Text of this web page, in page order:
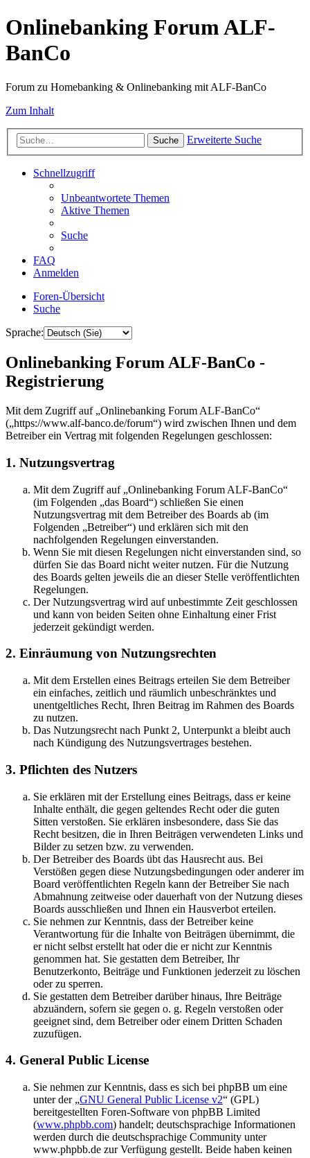
Onlinebanking Forum ALF-
BanCo
Forum zu Homebanking & Onlinebanking mit ALF-BanCo
Zum Inhalt
Suche Erweiterte Suche
Schnellzugriff
Unbeantwortete Themen
Aktive Themen
Suche
FAQ
Anmelden
Foren-Übersicht
Suche
Sprache:
Onlinebanking Forum ALF-BanCo -
Registrierung
Mit dem Zugriff auf „Onlinebanking Forum ALF-BanCo“
(„https://www.alf-banco.de/forum“) wird zwischen Ihnen und dem
Betreiber ein Vertrag mit folgenden Regelungen geschlossen:
1. Nutzungsvertrag
Mit dem Zugriff auf „Onlinebanking Forum ALF-BanCo“
(im Folgenden „das Board“) schließen Sie einen
Nutzungsvertrag mit dem Betreiber des Boards ab (im
Folgenden „Betreiber“) und erklären sich mit den
nachfolgenden Regelungen einverstanden.
Wenn Sie mit diesen Regelungen nicht einverstanden sind, so
dürfen Sie das Board nicht weiter nutzen. Für die Nutzung
des Boards gelten jeweils die an dieser Stelle veröffentlichten
Regelungen.
Der Nutzungsvertrag wird auf unbestimmte Zeit geschlossen
und kann von beiden Seiten ohne Einhaltung einer Frist
jederzeit gekündigt werden.
2. Einräumung von Nutzungsrechten
Mit dem Erstellen eines Beitrags erteilen Sie dem Betreiber
ein einfaches, zeitlich und räumlich unbeschränktes und
unentgeltliches Recht, Ihren Beitrag im Rahmen des Boards
zu nutzen.
Das Nutzungsrecht nach Punkt 2, Unterpunkt a bleibt auch
nach Kündigung des Nutzungsvertrages bestehen.
3. Pflichten des Nutzers
Sie erklären mit der Erstellung eines Beitrags, dass er keine
Inhalte enthält, die gegen geltendes Recht oder die guten
Sitten verstoßen. Sie erklären insbesondere, dass Sie das
Recht besitzen, die in Ihren Beiträgen verwendeten Links und
Bilder zu setzen bzw. zu verwenden.
Der Betreiber des Boards übt das Hausrecht aus. Bei
Verstößen gegen diese Nutzungsbedingungen oder anderer im
Board veröffentlichten Regeln kann der Betreiber Sie nach
Abmahnung zeitweise oder dauerhaft von der Nutzung dieses
Boards ausschließen und Ihnen ein Hausverbot erteilen.
Sie nehmen zur Kenntnis, dass der Betreiber keine
Verantwortung für die Inhalte von Beiträgen übernimmt, die
er nicht selbst erstellt hat oder die er nicht zur Kenntnis
genommen hat. Sie gestatten dem Betreiber, Ihr
Benutzerkonto, Beiträge und Funktionen jederzeit zu löschen
oder zu sperren.
Sie gestatten dem Betreiber darüber hinaus, Ihre Beiträge
abzuändern, sofern sie gegen o. g. Regeln verstoßen oder
geeignet sind, dem Betreiber oder einem Dritten Schaden
zuzufügen.
4. General Public License
Sie nehmen zur Kenntnis, dass es sich bei phpBB um eine
unter der „GNU General Public License v2“ (GPL)
bereitgestellten Foren-Software von phpBB Limited
(www.phpbb.com) handelt; deutschsprachige Informationen
werden durch die deutschsprachige Community unter
www.phpbb.de zur Verfügung gestellt. Beide haben keinen